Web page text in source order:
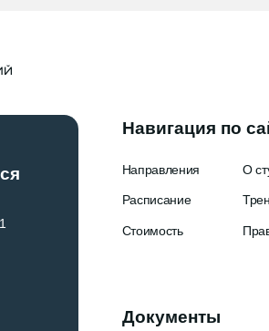
Стоимость Правила